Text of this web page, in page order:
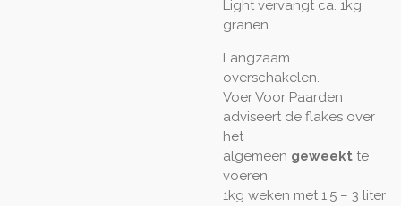
Light vervangt ca. 1kg
granen
Langzaam
overschakelen.
Voer Voor Paarden
adviseert de flakes over
het
algemeen geweekt te
voeren
1kg weken met 1,5 – 3 liter